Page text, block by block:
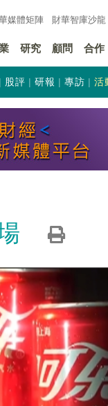
媒體矩陣 財華智庫沙龍
研究 顧問 合作
股評 研報 專訪 活